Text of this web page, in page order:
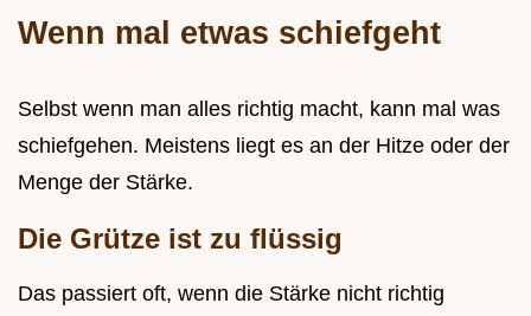
Wenn mal etwas schiefgeht
Selbst wenn man alles richtig macht, kann mal was
schiefgehen. Meistens liegt es an der Hitze oder der
Menge der Stärke.
Die Grütze ist zu flüssig
Das passiert oft, wenn die Stärke nicht richtig